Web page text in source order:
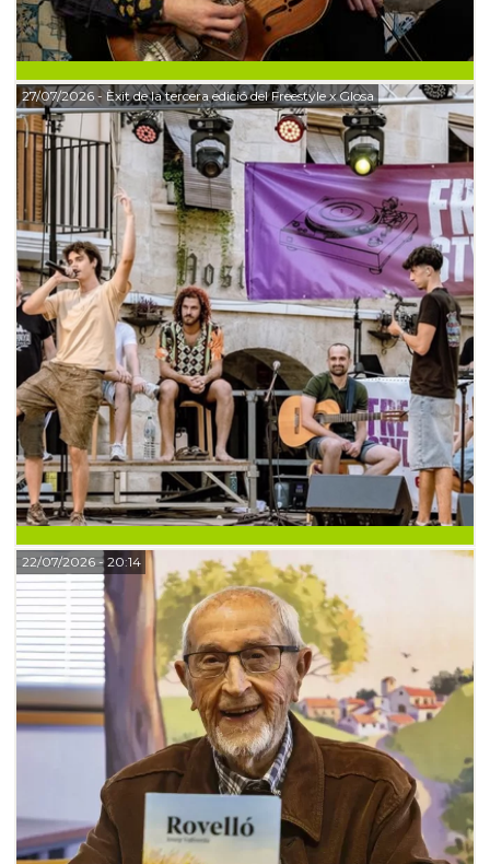
27/07/2026- Èxit de la tercera edició del Freestyle x Glosa
22/07/2026- 20:14